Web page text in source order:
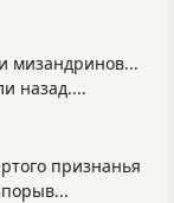
мизандринов...
назад....
признанья